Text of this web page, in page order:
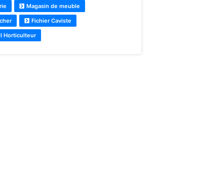
Magasin de meuble
Fichier Caviste
Horticulteur